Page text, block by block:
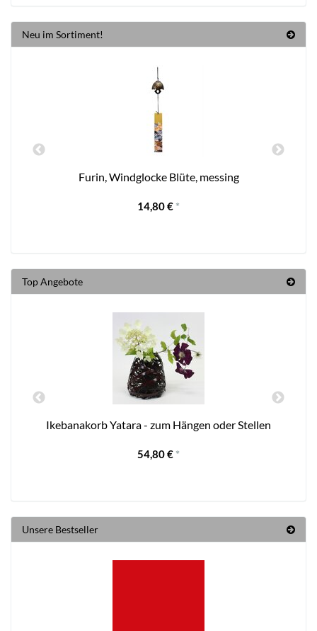
Neu im Sortiment!
Furin, Windglocke Blüte, messing
14,80 € *
Top Angebote
Ikebanakorb Yatara - zum Hängen oder Stellen
54,80 € *
Unsere Bestseller